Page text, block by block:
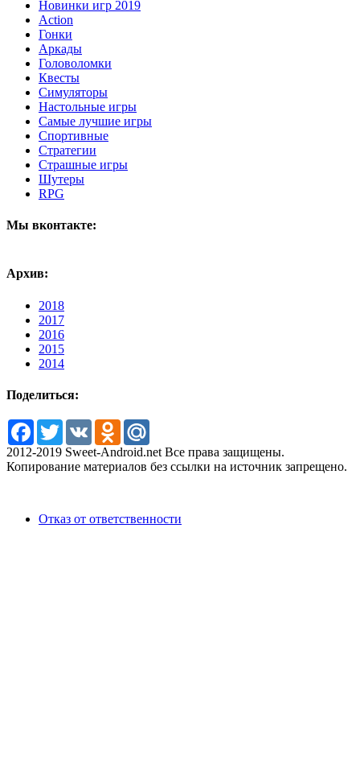
Новинки игр 2019
Action
Гонки
Аркады
Головоломки
Квесты
Симуляторы
Настольные игры
Самые лучшие игры
Спортивные
Стратегии
Страшные игры
Шутеры
RPG
Мы вконтакте:
Архив:
2018
2017
2016
2015
2014
Поделиться:
Facebook
TwitterVK Odnoklassniki
2012-2019 Sweet-Android.net Все права защищены.
Копирование материалов без ссылки на источник запрещено.
Отказ от ответственности